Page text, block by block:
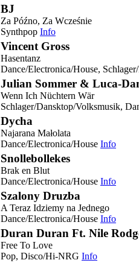
BJ
Za Późno, Za Wcześnie
Synthpop Info
Vincent Gross
Hasentanz
Dance/Electronica/House,
Julian Sommer & Luca-
Wenn Ich Nüchtern Wär
Schlager/Dansktop/Volksmusik,
Dycha
Najarana Małolata
Dance/Electronica/House Info
Snollebollekes
Brak en Blut
Dance/Electronica/House Info
Szalony Druzba
A Teraz Idziemy na Jednego
Dance/Electronica/House Info
Duran Duran Ft. Nile
Free To Love
Pop, Disco/Hi-NRG Info